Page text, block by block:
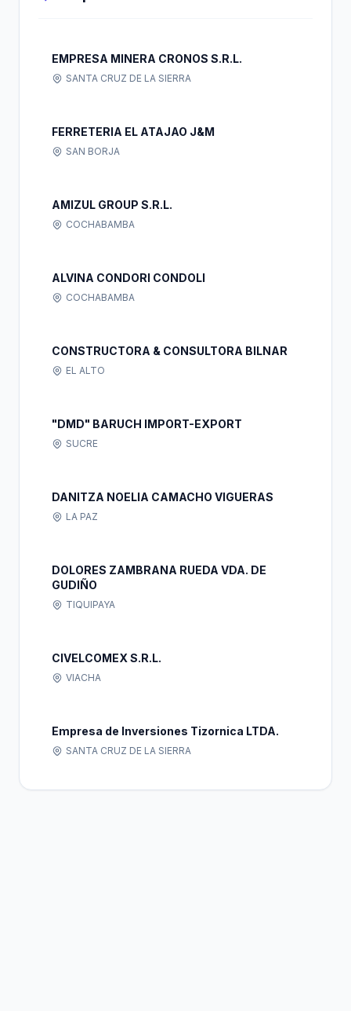
EMPRESA MINERA CRONOS S.R.L.
SANTA CRUZ DE LA SIERRA
FERRETERIA EL ATAJAO J&M
SAN BORJA
AMIZUL GROUP S.R.L.
COCHABAMBA
ALVINA CONDORI CONDOLI
COCHABAMBA
CONSTRUCTORA & CONSULTORA BILNAR
EL ALTO
"DMD" BARUCH IMPORT-EXPORT
SUCRE
DANITZA NOELIA CAMACHO VIGUERAS
LA PAZ
DOLORES ZAMBRANA RUEDA VDA. DE
GUDIÑO
TIQUIPAYA
CIVELCOMEX S.R.L.
VIACHA
Empresa de Inversiones Tizornica LTDA.
SANTA CRUZ DE LA SIERRA